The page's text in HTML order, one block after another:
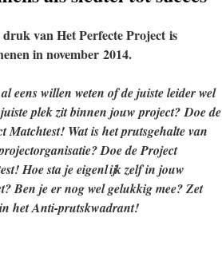
druk van Het Perfecte Project is
in november 2014.
eens willen weten of de juiste leider wel
plek zit binnen jouw project?Doe de
Matchtest! Wat is het prutsgehalte van
Doe de Project
Hoe sta je eigenlijk zelf in jouw
Ben je er nog wel gelukkig mee? Zet
het Anti-prutskwadrant!